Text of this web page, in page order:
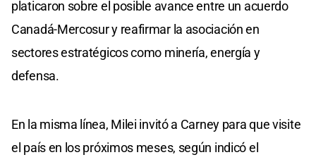
platicaron sobre el posible avance entre un acuerdo
Canadá-Mercosur y reafirmar la asociación en
sectores estratégicos como minería, energía y
defensa.
En la misma línea, Milei invitó a Carney para que visite
el país en los próximos meses, según indicó el